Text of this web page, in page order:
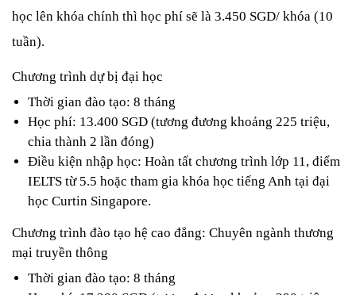
học lên khóa chính thì học phí sẽ là 3.450 SGD/ khóa (10
tuần).
Chương trình dự bị đại học
Thời gian đào tạo: 8 tháng
Học phí: 13.400 SGD (tương đương khoảng 225 triệu,
chia thành 2 lần đóng)
Điều kiện nhập học: Hoàn tất chương trình lớp 11, điểm
IELTS từ 5.5 hoặc tham gia khóa học tiếng Anh tại đại
học Curtin Singapore.
Chương trình đào tạo hệ cao đẳng: Chuyên ngành thương
mại truyền thông
Thời gian đào tạo: 8 tháng